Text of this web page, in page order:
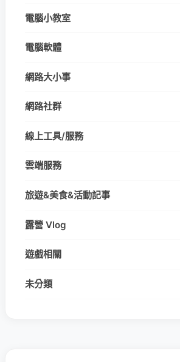
電腦小教室
電腦軟體
網路大小事
網路社群
線上工具/服務
雲端服務
旅遊&美食&活動記事
露營 Vlog
遊戲相關
未分類